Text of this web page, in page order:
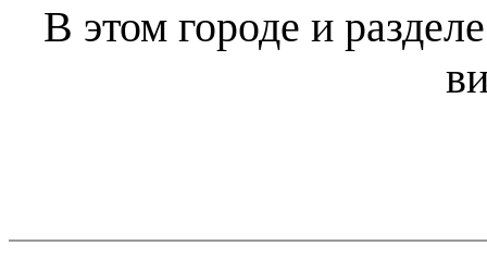
В этом городе и